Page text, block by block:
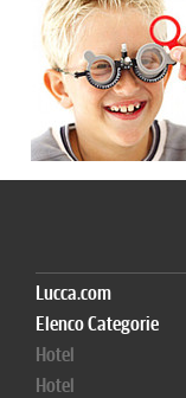
Lucca.com
Elenco Categorie
Hotel
Hotel